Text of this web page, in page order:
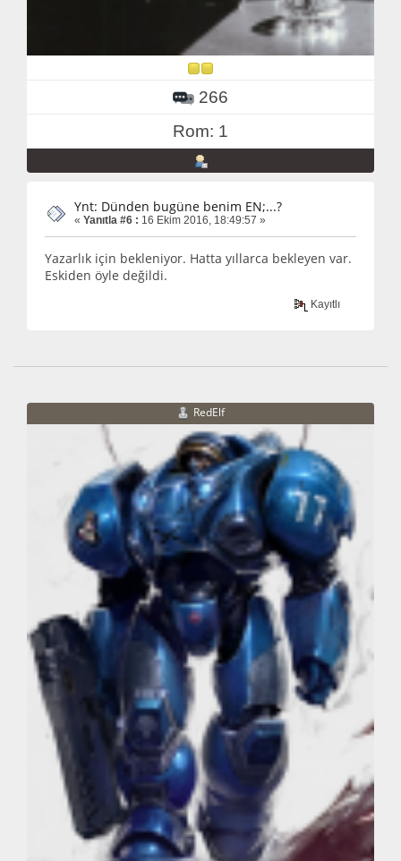
266
Rom: 1
Ynt: Dünden bugüne benim EN;...?
« Yanıtla #6 : 16 Ekim 2016, 18:49:57 »
Yazarlık için bekleniyor. Hatta yıllarca bekleyen var.
Eskiden öyle değildi.
Kayıtlı
RedElf